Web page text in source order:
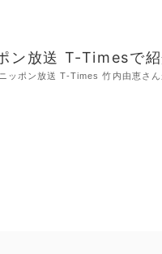
ン放送 T-Timesで
ポン放送 T-Times 竹内由恵さ